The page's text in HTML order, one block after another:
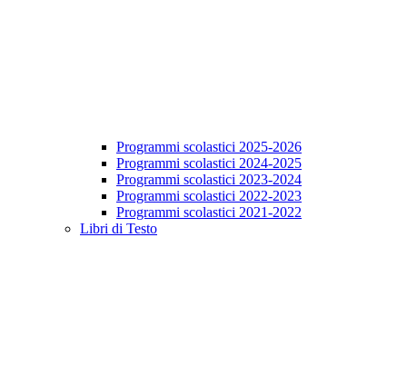
Programmi scolastici 2025-2026
Programmi scolastici 2024-2025
Programmi scolastici 2023-2024
Programmi scolastici 2022-2023
Programmi scolastici 2021-2022
Libri di Testo